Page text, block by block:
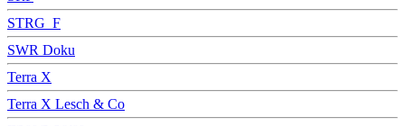
STRG_F
SWR Doku
Terra X
Terra X Lesch & Co